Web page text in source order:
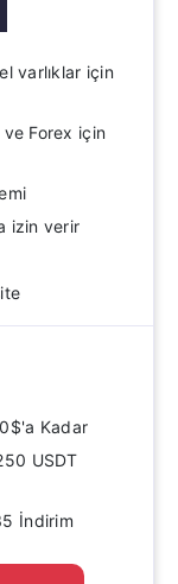
varlıklar için
Forex için
izin verir
Kadar
USDT
İndirim